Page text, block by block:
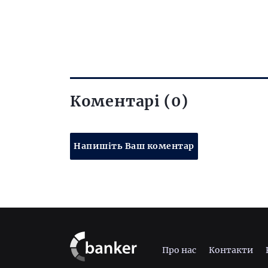
Коментарі (0)
Напишіть Ваш коментар
Про нас Контакти